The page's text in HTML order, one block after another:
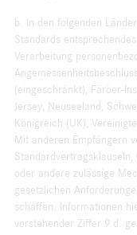
b. In den folgenden
Standards
Verarbeitung
(eingeschränkt), Färöer-
Jersey, Neuseeland,
Königreich (UK),
Mit anderen Empfängern
oder andere zulässige
gesetzlichen
schaffen. Informationen
vorstehender Ziffer 9.d.